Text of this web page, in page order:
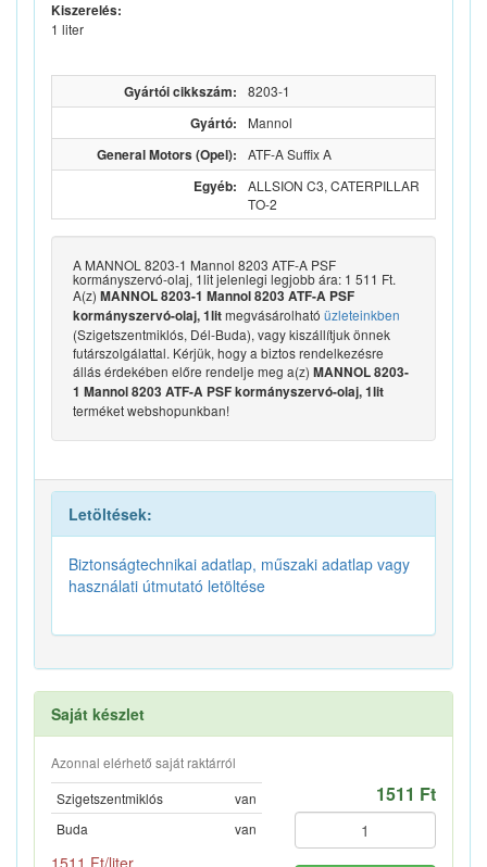
Kiszerelés:
1 liter
Gyártói cikkszám: 8203-1
Gyártó: Mannol
General Motors (Opel): ATF-A Suffix A
Egyéb:
ALLSION C3, CATERPILLAR
TO-2
A MANNOL 8203-1 Mannol 8203 ATF-A PSF
kormányszervó-olaj, 1lit jelenlegi legjobb ára: 1 511 Ft.
A(z) MANNOL 8203-1 Mannol 8203 ATF-A PSF
kormányszervó-olaj, 1litmegvásárolható üzleteinkben
(Szigetszentmiklós, Dél-Buda), vagy kiszállítjuk önnek
futárszolgálattal. Kérjük, hogy a biztos rendelkezésre
állás érdekében előre rendelje meg a(z) MANNOL 8203-
1 Mannol 8203 ATF-A PSF kormányszervó-olaj, 1lit
terméket webshopunkban!
Letöltések:
Biztonságtechnikai adatlap, műszaki adatlap vagy
használati útmutató letöltése
Saját készlet
Azonnal elérhető saját raktárról
Szigetszentmiklós
van
Buda
van
1511 Ft